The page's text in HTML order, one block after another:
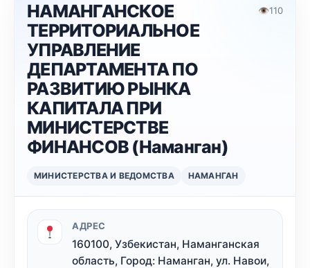
НАМАНГАНСКОЕ
ТЕРРИТОРИАЛЬНОЕ
УПРАВЛЕНИЕ
ДЕПАРТАМЕНТА ПО
РАЗВИТИЮ РЫНКА
КАПИТАЛА ПРИ
МИНИСТЕРСТВЕ
ФИНАНСОВ (Наманган)
👁110
МИНИСТЕРСТВА И ВЕДОМСТВА НАМАНГАН
АДРЕС
160100, Узбекистан, Наманганская
область, Город: Наманган, ул. Навои,